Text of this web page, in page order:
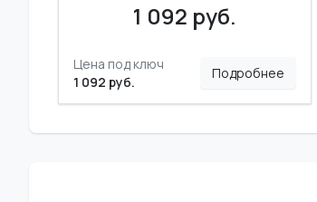
1 092 руб.
Цена под ключ
1 092 руб.
Подробнее